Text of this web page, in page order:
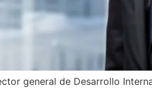
general de Desarrollo